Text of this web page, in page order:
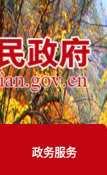
政务服务